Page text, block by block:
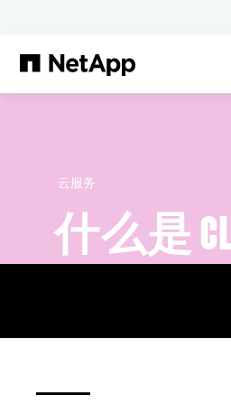
云服务
什么是